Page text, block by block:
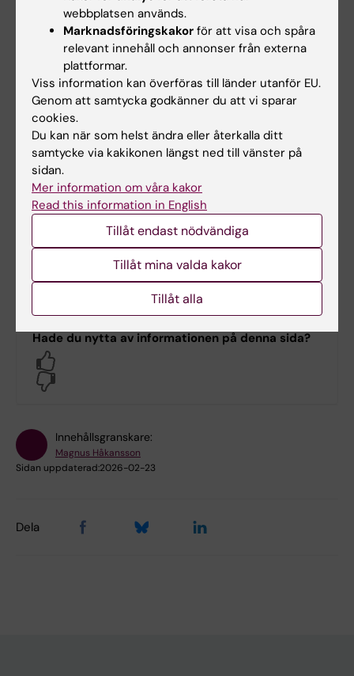
den hade varit tillämplig.
Det skulle till exempel kunna vara ett projekt
som hanterar information om säkerhetskänslig
verksamhet som bedrivs av en annan
organisation eller extern part.
Läs mer om säkerhetsskyddsanalys i
säkerhetspolisens vägledningar.
Mer information
Säpos vägledning i säkerhetsskydd
Hade du nytta av informationen på denna sida?
Innehållsgranskare:
Magnus Håkansson
Sidan uppdaterad:2026-02-23
Dela
webbplatsen används.
Marknadsföringskakor för att visa och spåra
relevant innehåll och annonser från externa
plattformar.
Viss information kan överföras till länder utanför EU.
Genom att samtycka godkänner du att vi sparar
cookies.
Du kan när som helst ändra eller återkalla ditt
samtycke via kakikonen längst ned till vänster på
sidan.
Mer information om våra kakor
Read this information in English
Tillåt endast nödvändiga
Tillåt mina valda kakor
Tillåt alla